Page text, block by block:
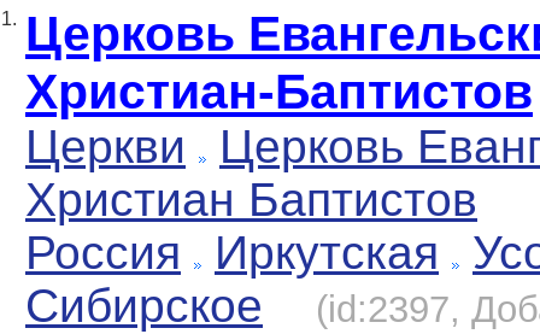
1. Церковь
Христиан-Баптистов
Церкви
Церковь
Христиан Баптистов
Россия
Иркутская
Сибирское
(id:2397,